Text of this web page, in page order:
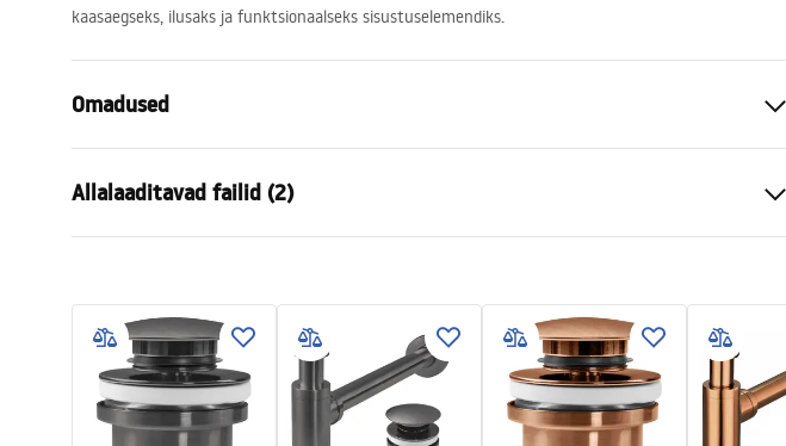
kaasaegseks, ilusaks ja funktsionaalseks sisustuselemendiks.
Omadused
Materjal
Värv
Beež, Kivikujundus
Pikkus
Laius
Kõrgus
Sügavus
Allalaaditavad failid (2)
Basin.pdf
Warranty_Terms_and_Conditions_
Basins_-_5.pdf